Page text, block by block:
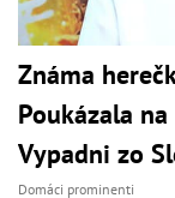
Známa
Poukázala
Vypadni zo
Domáci prominenti